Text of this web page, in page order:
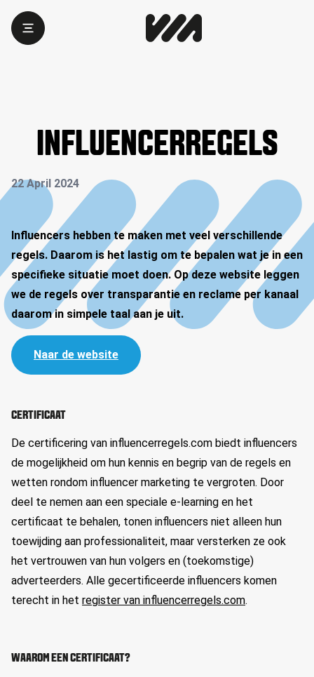
INFLUENCERREGELS
22 April 2024
Influencers hebben te maken met veel verschillende
regels. Daarom is het lastig om te bepalen wat je in een
specifieke situatie moet doen. Op deze website leggen
we de regels over transparantie en reclame per kanaal
daarom in simpele taal aan je uit.
Naar de website
CERTIFICAAT
De certificering van influencerregels.com biedt influencers
de mogelijkheid om hun kennis en begrip van de regels en
wetten rondom influencer marketing te vergroten. Door
deel te nemen aan een speciale e-learning en het
certificaat te behalen, tonen influencers niet alleen hun
toewijding aan professionaliteit, maar versterken ze ook
het vertrouwen van hun volgers en (toekomstige)
adverteerders. Alle gecertificeerde influencers komen
terecht in het register van influencerregels.com.
WAAROM EEN CERTIFICAAT?